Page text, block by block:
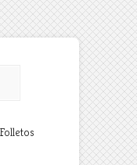
Folletos